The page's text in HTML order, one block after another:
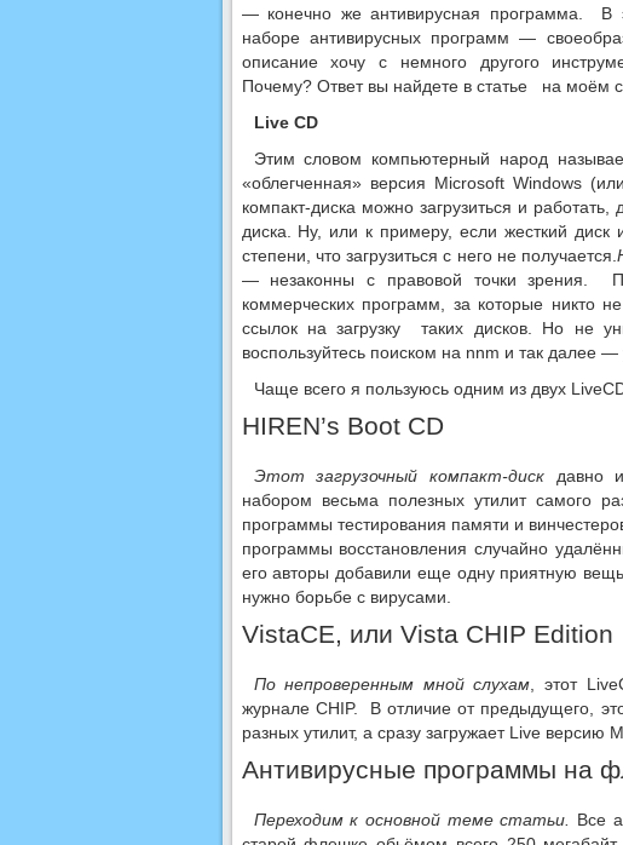
— конечно же антивирусная программа. В
наборе антивирусных программ —
описание хочу с немного другого
Почему? Ответ вы найдете в статье на моём
Live CD
Этим словом компьютерный народ
«облегченная» версия Microsoft Windows
компакт-диска можно загрузиться и
диска. Ну, или к примеру, если жесткий
степени, что загрузиться с него не получается.
— незаконны с правовой точки зрения.
коммерческих программ, за которые никто
ссылок на загрузку таких дисков. Но не
воспользуйтесь поиском на nnm и так далее
Чаще всего я пользуюсь одним из двух
HIREN’s Boot CD
Этот загрузочный компакт-дискдавно
набором весьма полезных утилит самого
программы тестирования памяти и
программы восстановления случайно
его авторы добавили еще одну приятную
нужно борьбе с вирусами.
VistaCE, или Vista CHIP Edition
По непроверенным мной слухам , этот
журнале CHIP. В отличие от предыдущего,
разных утилит, а сразу загружает Live версию
Антивирусные программы на
Переходим к основной теме статьи.
Все